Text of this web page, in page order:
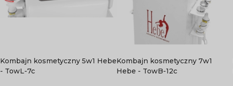
Kombajn kosmetyczny 5w1 Hebe
- TowL-7c
Kombajn kosmetyczny 7w1
Hebe - TowB-12c